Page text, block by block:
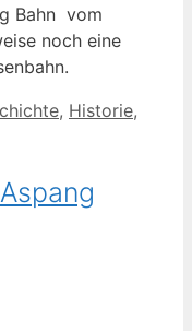
Bahn vom
noch eine
, Historie,